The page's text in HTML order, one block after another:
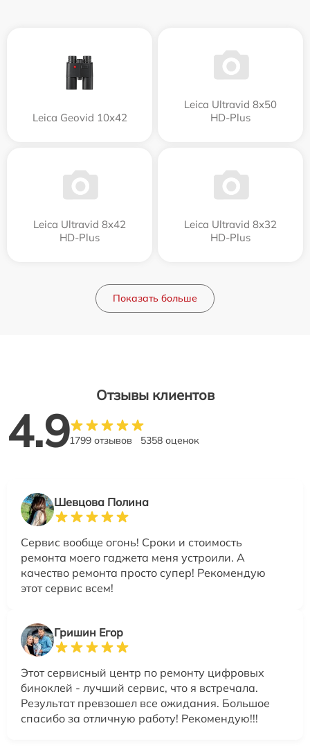
Leica Geovid 10x42
Leica Ultravid 8x50
HD-Plus
Leica Ultravid 8x42
HD-Plus
Leica Ultravid 8x32
HD-Plus
Показать больше
Отзывы клиентов
4.91799 отзывов 5358 оценок
Шевцова Полина
Сервис вообще огонь! Сроки и стоимость
ремонта моего гаджета меня устроили. А
качество ремонта просто супер! Рекомендую
этот сервис всем!
Гришин Егор
Этот сервисный центр по ремонту цифровых
биноклей - лучший сервис, что я встречала.
Результат превзошел все ожидания. Большое
спасибо за отличную работу! Рекомендую!!!